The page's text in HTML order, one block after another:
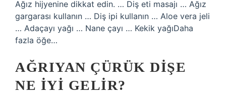
Ağız hijyenine dikkat edin. … Diş eti masajı … Ağız
gargarası kullanın … Diş ipi kullanın … Aloe vera jeli
… Adaçayı yağı … Nane çayı … Kekik yağıDaha
fazla öğe…
AĞRIYAN ÇÜRÜK DIŞE
NE IYI GELIR?